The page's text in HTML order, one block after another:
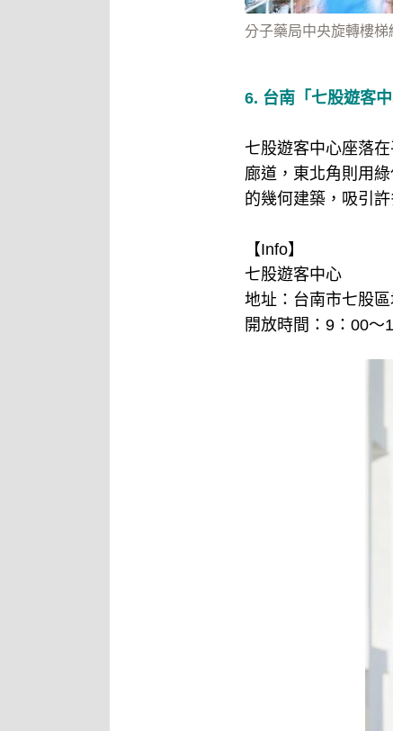
分子藥局中央旋轉樓梯
6. 台南「七股遊客中
七股遊客中心座落
廊道，東北角則用
的幾何建築，吸引
【Info】
七股遊客中心
地址：台南市七股
開放時間：9：00～